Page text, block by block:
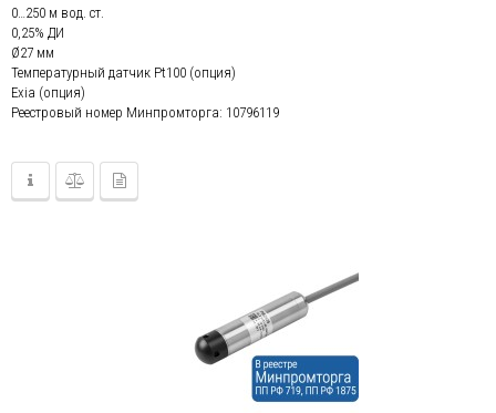
0…250 м вод. ст.
0,25% ДИ
Ø27 мм
Температурный датчик Pt100 (опция)
Exia (опция)
Реестровый номер Минпромторга: 10796119